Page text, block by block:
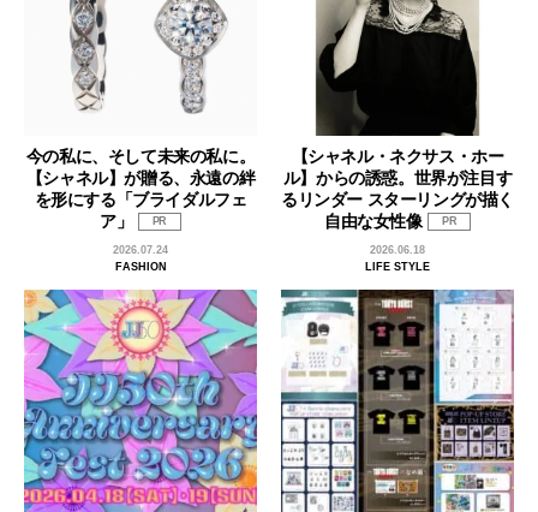
今の私に、そして未来の私に。
【シャネル】が贈る、永遠の絆
を形にする「ブライダルフェ
ア」
PR
2026.07.24
FASHION
【シャネル・ネクサス・ホー
ル】からの誘惑。世界が注目す
るリンダー スターリングが描く
自由な女性像
PR
2026.06.18
LIFE STYLE